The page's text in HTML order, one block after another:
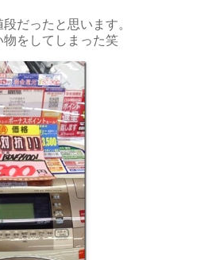
だったと思います。
をしてしまった笑